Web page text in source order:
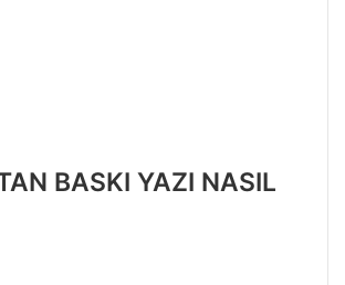
BASKI YAZI NASIL